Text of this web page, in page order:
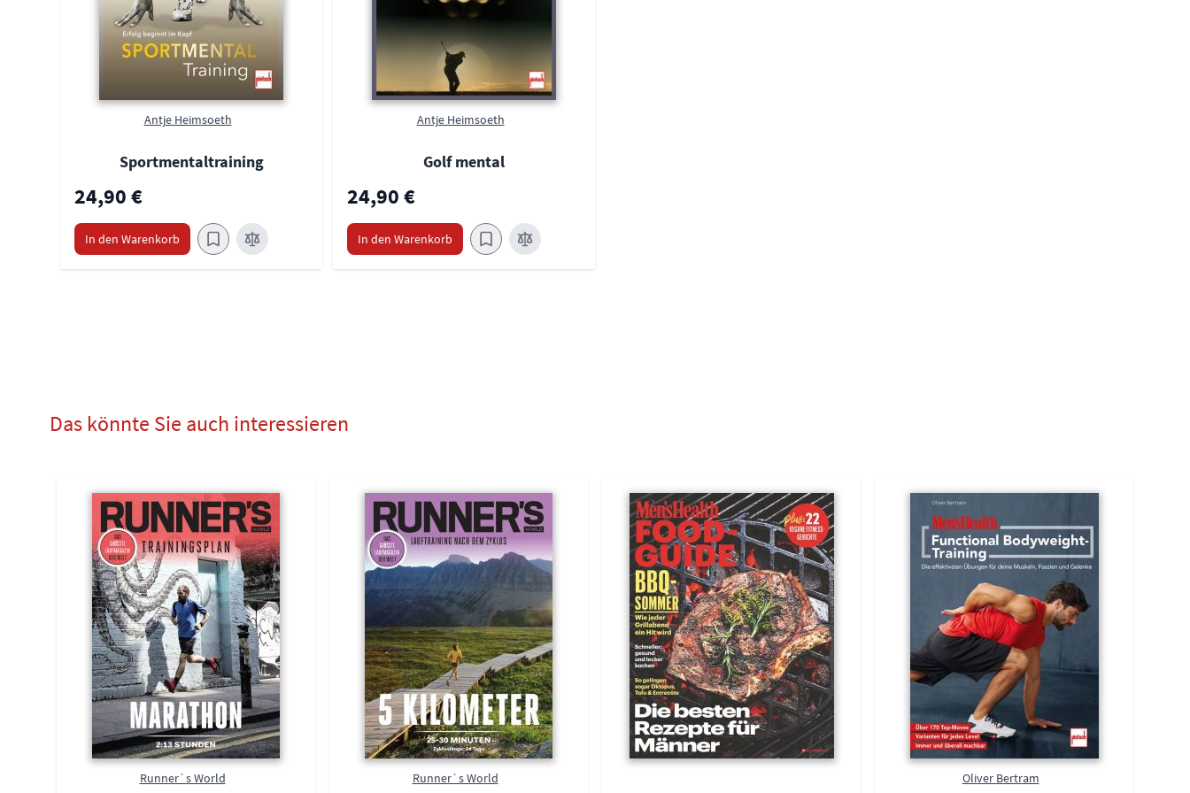
Antje Heimsoeth
Sportmentaltraining
24,90 €
In den Warenkorb
Antje Heimsoeth
Golf mental
24,90 €
In den Warenkorb
Das könnte Sie auch interessieren
Runner`s World Runner`s World Oliver Bertram